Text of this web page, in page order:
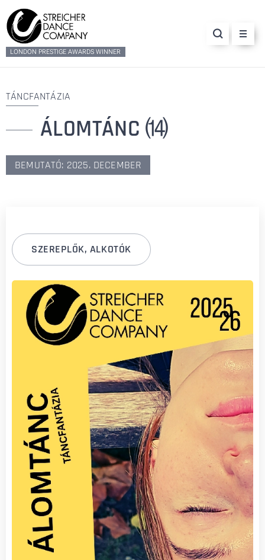
LONDON PRESTIGE AWARDS WINNER
TÁNCFANTÁZIA
ÁLOMTÁNC⒁
BEMUTATÓ: 2025. DECEMBER
SZEREPLŐK, ALKOTÓK